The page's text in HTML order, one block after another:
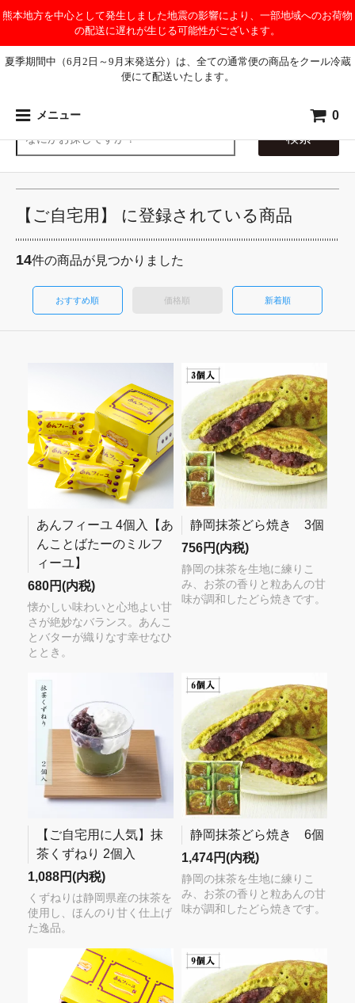
熊本地方を中心として発生しました地震の影響により、一部地域へのお荷物
の配送に遅れが生じる可能性がございます。
夏季期間中（6月2日～9月末発送分）は、全ての通常便の商品をクール冷蔵
便にて配送いたします。
メニュー
0
検索
【ご自宅用】 に登録されている商品
14件の商品が見つかりました
おすすめ順 価格順 新着順
あんフィーユ 4個入【あ
んことばたーのミルフ
ィーユ】
680円(内税)
懐かしい味わいと心地よい甘
さが絶妙なバランス。あんこ
とバターが織りなす幸せなひ
ととき。
静岡抹茶どら焼き 3個
756円(内税)
静岡の抹茶を生地に練りこ
み、お茶の香りと粒あんの甘
味が調和したどら焼きです。
【ご自宅用に人気】抹
茶くずねり 2個入
1,088円(内税)
くずねりは静岡県産の抹茶を
使用し、ほんのり甘く仕上げ
た逸品。
静岡抹茶どら焼き 6個
1,474円(内税)
静岡の抹茶を生地に練りこ
み、お茶の香りと粒あんの甘
味が調和したどら焼きです。